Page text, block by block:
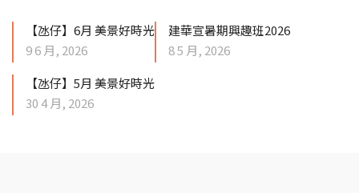
【氹仔】6月 美景好時光
9 6 月, 2026
建華宣暑期興趣班2026
8 5 月, 2026
【氹仔】5月 美景好時光
30 4 月, 2026